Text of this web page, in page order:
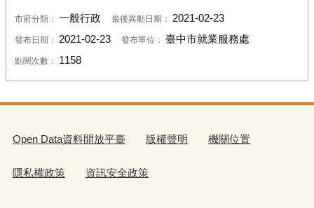
市府分類： 一般行政 最後異動日期： 2021-02-23
發布日期： 2021-02-23 發布單位： 臺中市就業服務處
點閱次數： 1158
Open Data資料開放平臺 版權聲明 機關位置
隱私權政策 資訊安全政策